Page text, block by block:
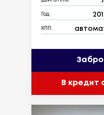
Год:
КПП:
В кредит